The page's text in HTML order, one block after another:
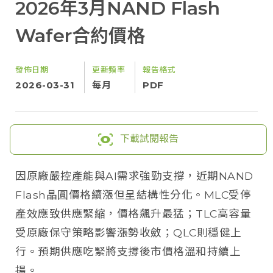
2026年3月NAND Flash
Wafer合約價格
發佈日期
2026-03-31
更新頻率
每月
報告格式
PDF
下載試閱報告
因原廠嚴控產能與AI需求強勁支撐，近期NAND
Flash晶圓價格續漲但呈結構性分化。MLC受停
產效應致供應緊縮，價格飆升最猛；TLC高容量
受原廠保守策略影響漲勢收斂；QLC則穩健上
行。預期供應吃緊將支撐後市價格溫和持續上
揚。